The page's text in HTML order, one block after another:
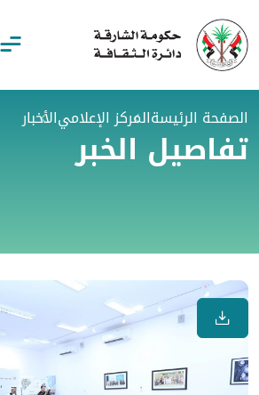
الصفحة الرئيسةالمركز الإعلاميالأخبار
تفاصيل الخبر